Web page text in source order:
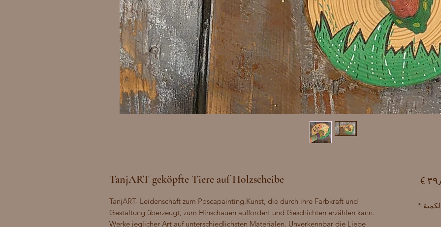
TanjART geköpfte Tiere auf Holzscheibe
TanjART- Leidenschaft zum Poscapainting.Kunst, die durch ihre Farbkraft und
Gestaltung überzeugt, zum Hinschauen auffordert und Geschichten erzählen kann.
Werke jeglicher Art auf unterschiedlichsten Materialen. Unverkennbar die Liebe
السعر
*